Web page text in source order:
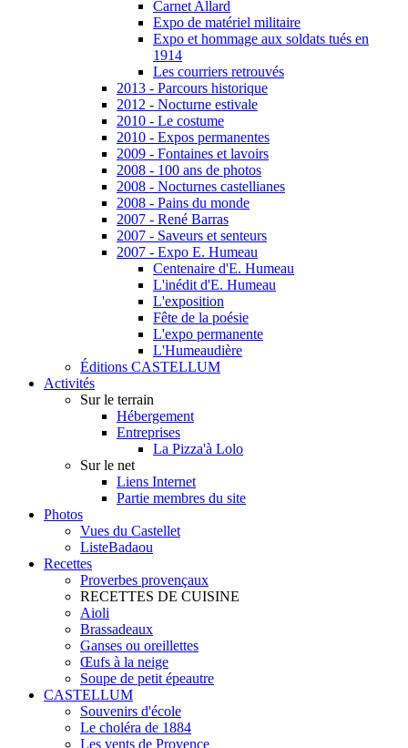
Carnet Allard
Expo de matériel militaire
Expo et hommage aux soldats tués en
1914
Les courriers retrouvés
2013 - Parcours historique
2012 - Nocturne estivale
2010 - Le costume
2010 - Expos permanentes
2009 - Fontaines et lavoirs
2008 - 100 ans de photos
2008 - Nocturnes castellianes
2008 - Pains du monde
2007 - René Barras
2007 - Saveurs et senteurs
2007 - Expo E. Humeau
Centenaire d'E. Humeau
L'inédit d'E. Humeau
L'exposition
Fête de la poésie
L'expo permanente
L'Humeaudière
Éditions CASTELLUM
Activités
Sur le terrain
Hébergement
Entreprises
La Pizza'à Lolo
Sur le net
Liens Internet
Partie membres du site
Photos
Vues du Castellet
ListeBadaou
Recettes
Proverbes provençaux
RECETTES DE CUISINE
Aioli
Brassadeaux
Ganses ou oreillettes
Œufs à la neige
Soupe de petit épeautre
CASTELLUM
Souvenirs d'école
Le choléra de 1884
Les vents de Provence